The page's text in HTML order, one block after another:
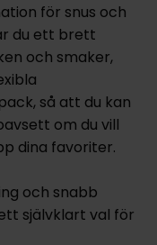
för snus och
du ett brett
och smaker,
så att du kan
om du vill
dina favoriter.
och snabb
självklart val för